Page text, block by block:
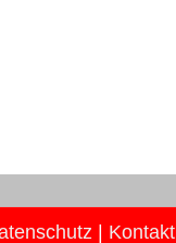
Kontakt